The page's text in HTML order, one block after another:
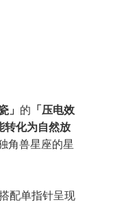
」 的 「压电效
转化为自然放
角兽星座的星
配单指针呈现